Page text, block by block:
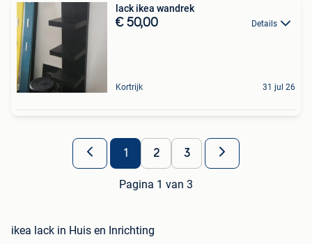
lack ikea wandrek
€ 50,00 Details
Kortrijk 31 jul 26
1 2 3
Pagina 1 van 3
ikea lack in Huis en Inrichting